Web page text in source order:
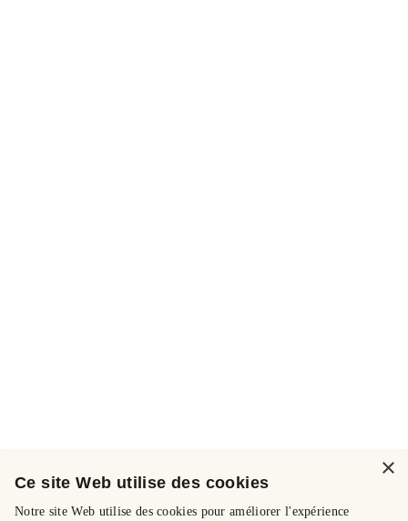
×
Ce site Web utilise des cookies
Notre site Web utilise des cookies pour améliorer l'expérience